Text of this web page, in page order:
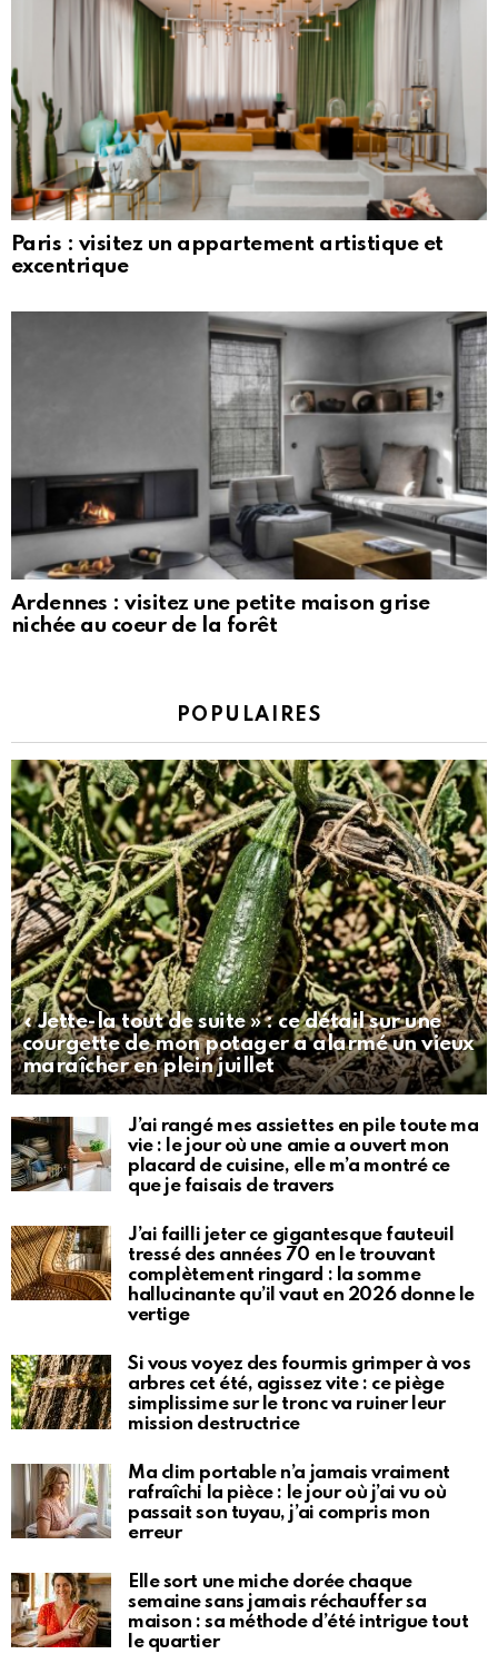
Paris : visitez un appartement artistique et
excentrique
Ardennes : visitez une petite maison grise
nichée au coeur de la forêt
POPULAIRES
« Jette-la tout de suite » : ce détail sur une
courgette de mon potager a alarmé un vieux
maraîcher en plein juillet
J’ai rangé mes assiettes en pile toute ma
vie : le jour où une amie a ouvert mon
placard de cuisine, elle m’a montré ce
que je faisais de travers
J’ai failli jeter ce gigantesque fauteuil
tressé des années 70 en le trouvant
complètement ringard : la somme
hallucinante qu’il vaut en 2026 donne le
vertige
Si vous voyez des fourmis grimper à vos
arbres cet été, agissez vite : ce piège
simplissime sur le tronc va ruiner leur
mission destructrice
Ma clim portable n’a jamais vraiment
rafraîchi la pièce : le jour où j’ai vu où
passait son tuyau, j’ai compris mon
erreur
Elle sort une miche dorée chaque
semaine sans jamais réchauffer sa
maison : sa méthode d’été intrigue tout
le quartier